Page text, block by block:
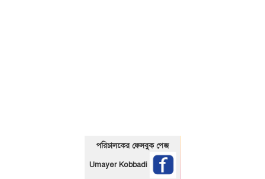
পরিচালকের ফেসবুক পেজ
Umayer Kobbadi